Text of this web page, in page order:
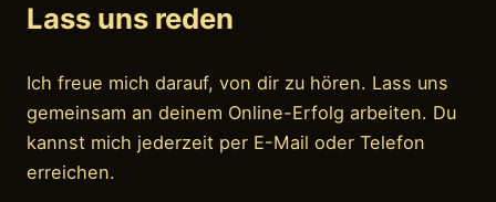
Lass uns reden
Ich freue mich darauf, von dir zu hören. Lass uns
gemeinsam an deinem Online-Erfolg arbeiten. Du
kannst mich jederzeit per E-Mail oder Telefon
erreichen.